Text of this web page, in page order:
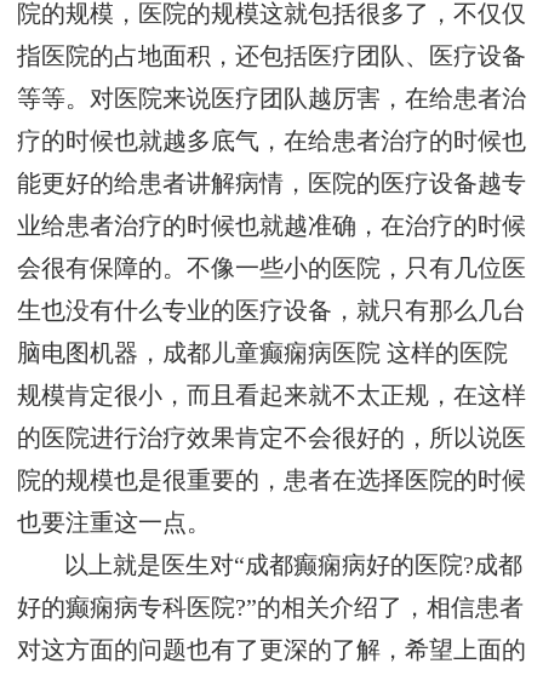
院的规模，医院的规模这就包括很多了，不仅仅
指医院的占地面积，还包括医疗团队、医疗设备
等等。对医院来说医疗团队越厉害，在给患者治
疗的时候也就越多底气，在给患者治疗的时候也
能更好的给患者讲解病情，医院的医疗设备越专
业给患者治疗的时候也就越准确，在治疗的时候
会很有保障的。不像一些小的医院，只有几位医
生也没有什么专业的医疗设备，就只有那么几台
脑电图机器， 成都儿童癫痫病医院 这样的医院
规模肯定很小，而且看起来就不太正规，在这样
的医院进行治疗效果肯定不会很好的，所以说医
院的规模也是很重要的，患者在选择医院的时候
也要注重这一点。
以上就是医生对“成都癫痫病好的医院?成都
好的癫痫病专科医院?”的相关介绍了，相信患者
对这方面的问题也有了更深的了解，希望上面的